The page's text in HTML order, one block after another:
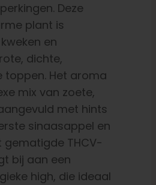
Deze
plant is
en
dichte,
toppen. Het aroma
mix van zoete,
met hints
sinaasappel en
gematigde THCV-
bij aan een
high, die ideaal